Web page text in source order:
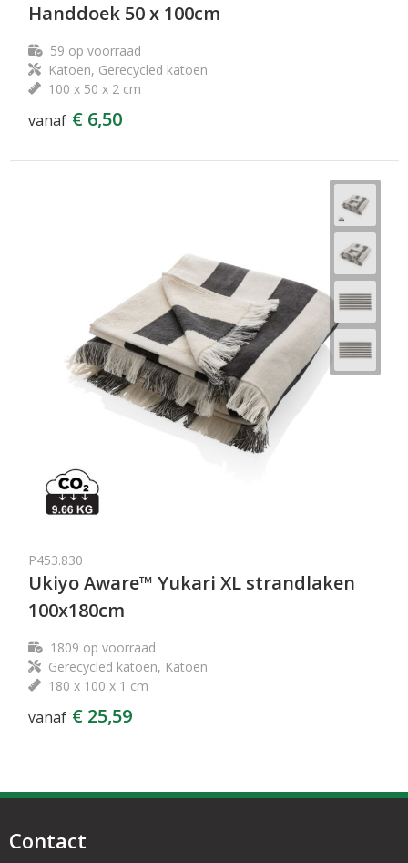
Handdoek 50 x 100cm
59 op voorraad
Katoen, Gerecycled katoen
100 x 50 x 2 cm
vanaf € 6,50
P453.830
Ukiyo Aware™ Yukari XL strandlaken
100x180cm
1809 op voorraad
Gerecycled katoen, Katoen
180 x 100 x 1 cm
vanaf € 25,59
Contact